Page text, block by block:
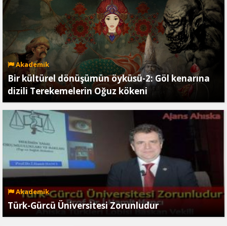
Akademik
Bir kültürel dönüşümün öyküsü-2: Göl kenarına
dizili Terekemelerin Oğuz kökeni
Akademik
Türk-Gürcü Üniversitesi Zorunludur